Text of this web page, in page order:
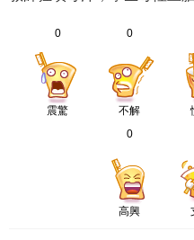
0
震驚
0
不解
0
高興